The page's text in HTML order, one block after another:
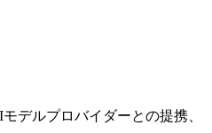
デルプロバイダーとの提携、